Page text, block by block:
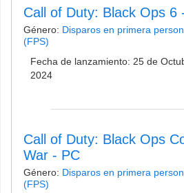
Call of Duty: Black Ops 6
Género: Disparos en primera
(FPS)
Fecha de lanzamiento: 25 de
2024
Call of Duty: Black Ops
War - PC
Género: Disparos en primera
(FPS)